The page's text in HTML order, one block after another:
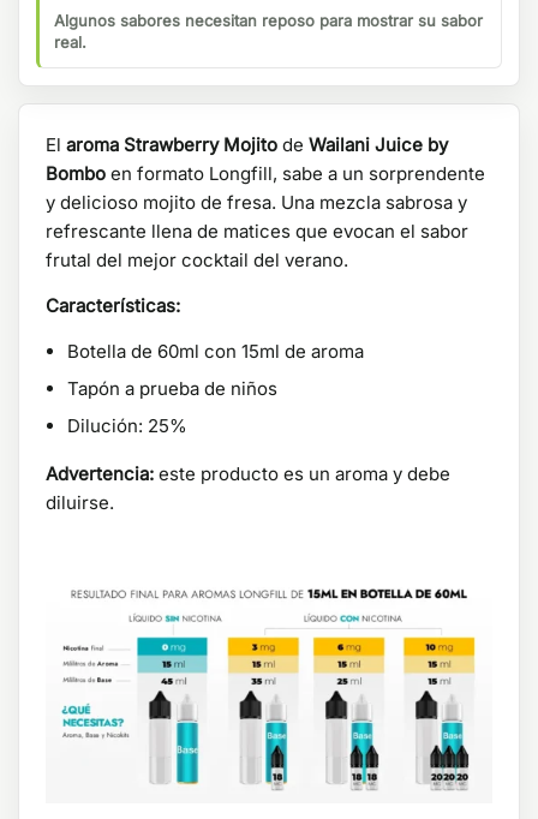
Algunos sabores necesitan reposo para mostrar su sabor
real.
El aroma Strawberry Mojito de Wailani Juice by
Bombo en formato Longfill, sabe a un sorprendente
y delicioso mojito de fresa. Una mezcla sabrosa y
refrescante llena de matices que evocan el sabor
frutal del mejor cocktail del verano.
Características:
Botella de 60ml con 15ml de aroma
Tapón a prueba de niños
Dilución: 25%
Advertencia: este producto es un aroma y debe
diluirse.